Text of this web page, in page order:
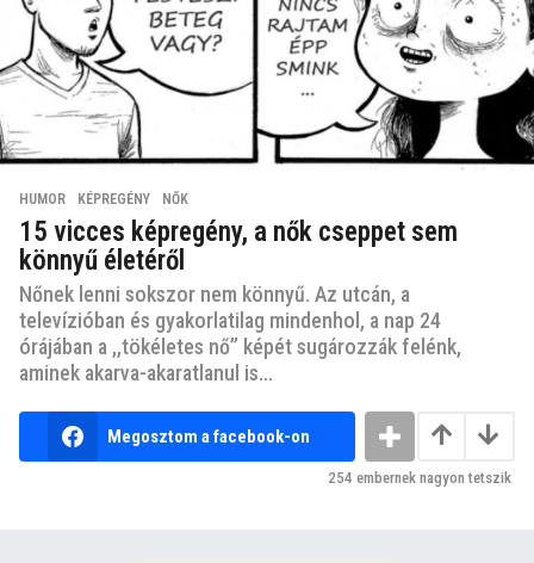
HUMOR ,KÉPREGÉNY ,NŐK
15 vicces képregény, a nők cseppet sem
könnyű életéről
Nőnek lenni sokszor nem könnyű. Az utcán, a
televízióban és gyakorlatilag mindenhol, a nap 24
órájában a ,,tökéletes nő” képét sugározzák felénk,
aminek akarva-akaratlanul is...
Megosztom a facebook-on
254 embernek nagyon tetszik